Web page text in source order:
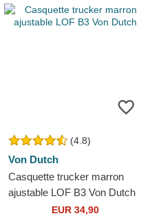
(4.8)
Von Dutch
Casquette trucker marron
ajustable LOF B3 Von Dutch
EUR 34,90